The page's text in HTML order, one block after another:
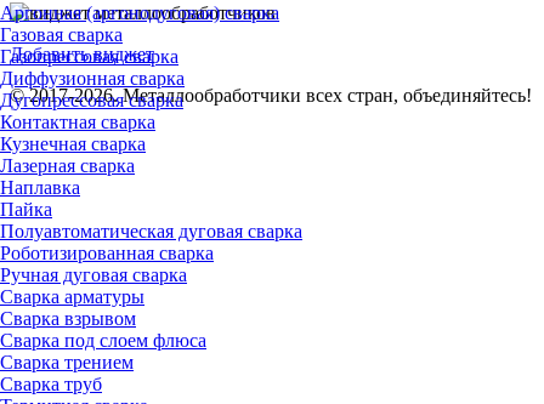
Аргонная (аргонодуговая) сварка
Газовая сварка
Газопрессовая сварка
Диффузионная сварка
Дугопрессовая сварка
Контактная сварка
Кузнечная сварка
Лазерная сварка
Наплавка
Пайка
Полуавтоматическая дуговая сварка
Роботизированная сварка
Ручная дуговая сварка
Сварка арматуры
Сварка взрывом
Сварка под слоем флюса
Сварка трением
Сварка труб
Добавить виджет
© 2017-2026. Металлообработчики всех стран, объединяйтесь!